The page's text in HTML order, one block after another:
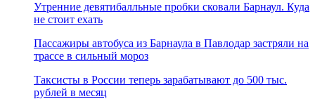
Утренние девятибалльные пробки сковали Барнаул. Куда
не стоит ехать
Пассажиры автобуса из Барнаула в Павлодар застряли на
трассе в сильный мороз
Таксисты в России теперь зарабатывают до 500 тыс.
рублей в месяц